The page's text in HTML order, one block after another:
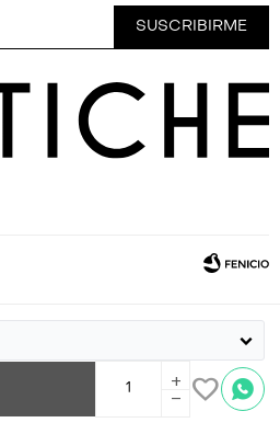
add
remove
Por
consultas
no dudes
en
escribirnos
SUSCRIBIRME
Fenicio